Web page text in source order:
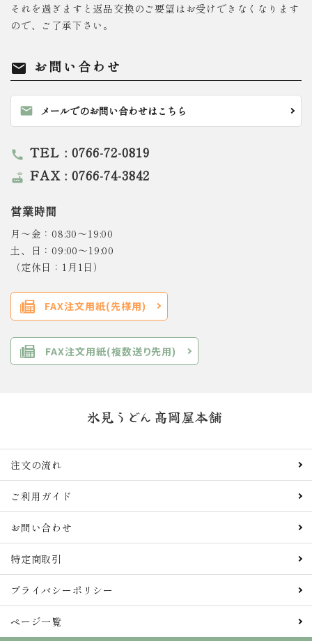
それを過ぎますと返品交換のご要望はお受けできなくなります
ので、ご了承下さい。
mail お問い合わせ
mail メールでのお問い合わせはこちら
call TEL : 0766-72-0819
router FAX : 0766-74-3842
営業時間
月～金：08:30～19:00
土、日：09:00～19:00
（定休日：1月1日）
FAX注文用紙(先様用)
FAX注文用紙(複数送り先用)
注文の流れ
ご利用ガイド
お問い合わせ
特定商取引
プライバシーポリシー
ページ一覧